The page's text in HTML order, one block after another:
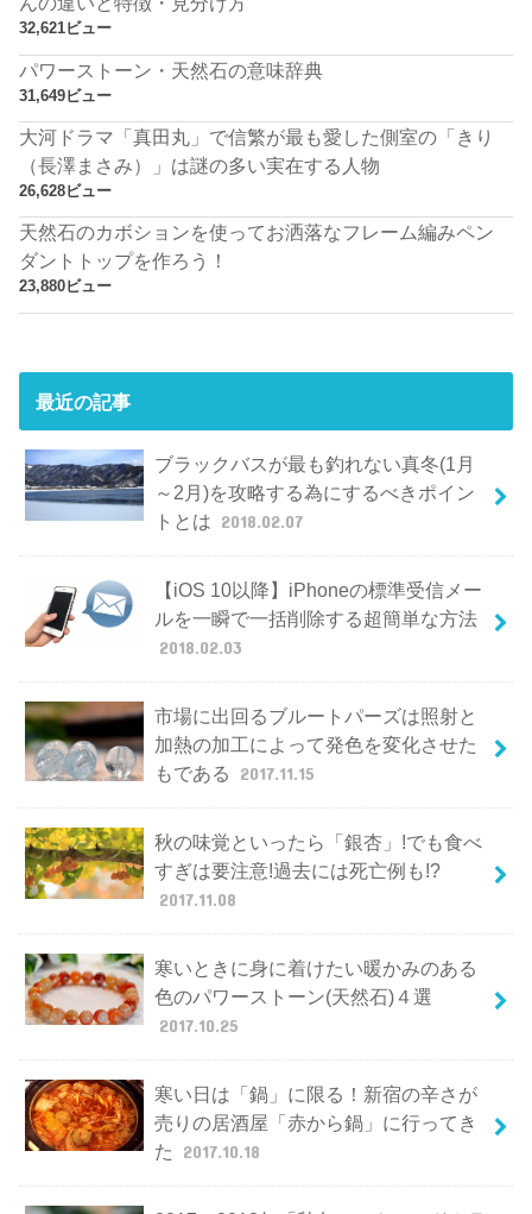
32,621ビュー
パワーストーン・天然石の意味辞典
31,649ビュー
大河ドラマ「真田丸」で信繁が最も愛した側室の「きり
（長澤まさみ）」は謎の多い実在する人物
26,628ビュー
天然石のカボションを使ってお洒落なフレーム編みペン
ダントトップを作ろう！
23,880ビュー
最近の記事
ブラックバスが最も釣れない真冬(1月
～2月)を攻略する為にするべきポイン
トとは 2018.02.07
【iOS 10以降】iPhoneの標準受信メー
ルを一瞬で一括削除する超簡単な方法
2018.02.03
市場に出回るブルートパーズは照射と
加熱の加工によって発色を変化させた
もである
2017.11.15
秋の味覚といったら「銀杏」!でも食べ
すぎは要注意!過去には死亡例も!?
2017.11.08
寒いときに身に着けたい暖かみのある
色のパワーストーン(天然石)４選
2017.10.25
寒い日は「鍋」に限る！新宿の辛さが
売りの居酒屋「赤から鍋」に行ってき
た
2017.10.18